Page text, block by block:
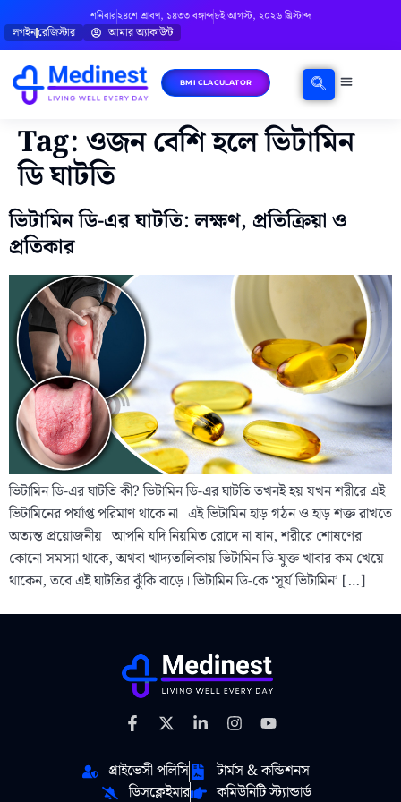
শনিবার২৪শে শ্রাবণ, ১৪৩৩ বঙ্গাব্দ৮ই আগস্ট, ২০২৬ খ্রিস্টাব্দ
লগইনরেজিস্টার আমার অ্যাকাউন্ট
BMI CLACULATOR
Tag:ওজন বেশি হলে ভিটামিন
ডি ঘাটতি
ভিটামিন ডি-এর ঘাটতি: লক্ষণ, প্রতিক্রিয়া ও
প্রতিকার
ভিটামিন ডি-এর ঘাটতি কী? ভিটামিন ডি-এর ঘাটতি তখনই হয় যখন শরীরে এই
ভিটামিনের পর্যাপ্ত পরিমাণ থাকে না। এই ভিটামিন হাড় গঠন ও হাড় শক্ত রাখতে
অত্যন্ত প্রয়োজনীয়। আপনি যদি নিয়মিত রোদে না যান, শরীরে শোষণের
কোনো সমস্যা থাকে, অথবা খাদ্যতালিকায় ভিটামিন ডি-যুক্ত খাবার কম খেয়ে
থাকেন, তবে এই ঘাটতির ঝুঁকি বাড়ে। ভিটামিন ডি-কে ‘সূর্য ভিটামিন’ […]
প্রাইভেসী পলিসি
টার্মস & কন্ডিশনস
ডিসক্লেইমার
কমিউনিটি স্ট্যান্ডার্ড